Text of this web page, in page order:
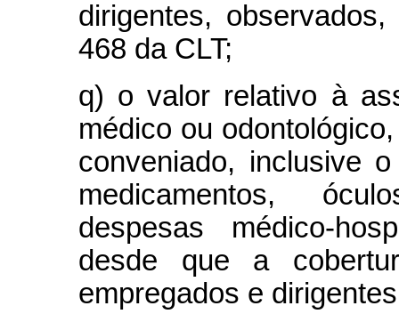
dirigentes,
468 da CLT;
q) o valor relativo à
médico ou
conveniado, inclusive
medicamentos,
despesas médico-
desde que a
empregados e